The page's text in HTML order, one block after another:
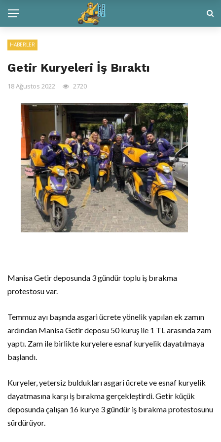
HABERLER
Getir Kuryeleri İş Bıraktı
18 Ağustos 2022 2720
Manisa Getir deposunda 3 gündür toplu iş bırakma
protestosu var.
Temmuz ayı başında asgari ücrete yönelik yapılan ek zamın
ardından Manisa Getir deposu 50 kuruş ile 1 TL arasında zam
yaptı. Zam ile birlikte kuryelere esnaf kuryelik dayatılmaya
başlandı.
Kuryeler, yetersiz buldukları asgari ücrete ve esnaf kuryelik
dayatmasına karşı iş bırakma gerçekleştirdi. Getir küçük
deposunda çalışan 16 kurye 3 gündür iş bırakma protestosunu
sürdürüyor.